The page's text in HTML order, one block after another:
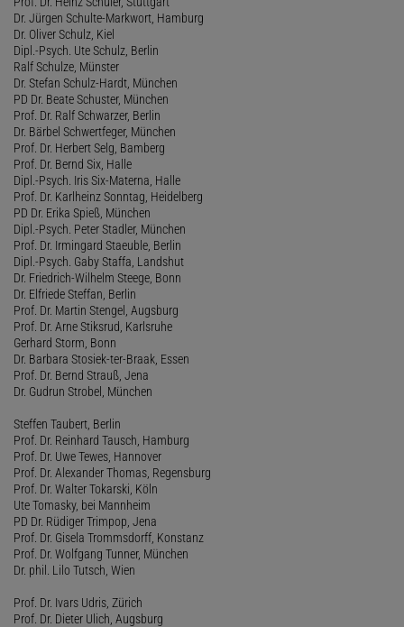
Dr. Jürgen Schulte-Markwort, Hamburg
Dr. Oliver Schulz, Kiel
Dipl.-Psych. Ute Schulz, Berlin
Ralf Schulze, Münster
Dr. Stefan Schulz-Hardt, München
PD Dr. Beate Schuster, München
Prof. Dr. Ralf Schwarzer, Berlin
Dr. Bärbel Schwertfeger, München
Prof. Dr. Herbert Selg, Bamberg
Prof. Dr. Bernd Six, Halle
Dipl.-Psych. Iris Six-Materna, Halle
Prof. Dr. Karlheinz Sonntag, Heidelberg
PD Dr. Erika Spieß, München
Dipl.-Psych. Peter Stadler, München
Prof. Dr. Irmingard Staeuble, Berlin
Dipl.-Psych. Gaby Staffa, Landshut
Dr. Friedrich-Wilhelm Steege, Bonn
Dr. Elfriede Steffan, Berlin
Prof. Dr. Martin Stengel, Augsburg
Prof. Dr. Arne Stiksrud, Karlsruhe
Gerhard Storm, Bonn
Dr. Barbara Stosiek-ter-Braak, Essen
Prof. Dr. Bernd Strauß, Jena
Dr. Gudrun Strobel, München
Steffen Taubert, Berlin
Prof. Dr. Reinhard Tausch, Hamburg
Prof. Dr. Uwe Tewes, Hannover
Prof. Dr. Alexander Thomas, Regensburg
Prof. Dr. Walter Tokarski, Köln
Ute Tomasky, bei Mannheim
PD Dr. Rüdiger Trimpop, Jena
Prof. Dr. Gisela Trommsdorff, Konstanz
Prof. Dr. Wolfgang Tunner, München
Dr. phil. Lilo Tutsch, Wien
Prof. Dr. Ivars Udris, Zürich
Prof. Dr. Dieter Ulich, Augsburg